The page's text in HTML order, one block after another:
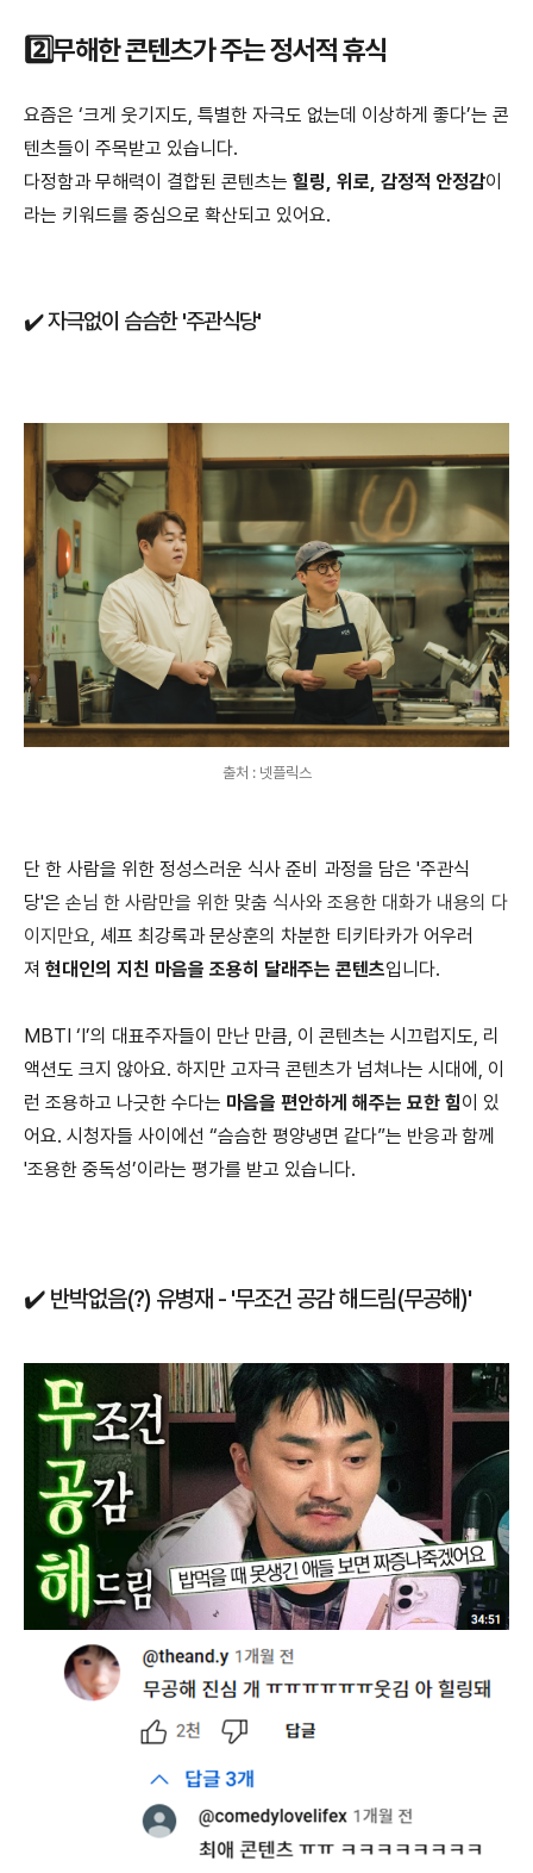
2️⃣무해한 콘텐츠가 주는 정서적 휴식
요즘은 ‘크게 웃기지도, 특별한 자극도 없는데 이상하게 좋다’는 콘
텐츠들이 주목받고 있습니다.
다정함과 무해력이 결합된 콘텐츠는 힐링, 위로, 감정적 안정감이
라는 키워드를 중심으로 확산되고 있어요.
✔️ 자극없이 슴슴한 '주관식당'
출처 : 넷플릭스
단 한 사람을 위한 정성스러운 식사 준비 과정을 담은 '주관식
당'은 손님 한 사람만을 위한 맞춤 식사와 조용한 대화가 내용의 다
이지만요, 셰프 최강록과 문상훈의 차분한 티키타카가 어우러
져 현대인의 지친 마음을 조용히 달래주는 콘텐츠입니다.
MBTI ‘I’의 대표주자들이 만난 만큼, 이 콘텐츠는 시끄럽지도, 리
액션도 크지 않아요. 하지만 고자극 콘텐츠가 넘쳐나는 시대에, 이
런 조용하고 나긋한 수다는 마음을 편안하게 해주는 묘한 힘이 있
어요. 시청자들 사이에선 “슴슴한 평양냉면 같다”는 반응과 함께
'조용한 중독성’이라는 평가를 받고 있습니다.
✔️ 반박없음(?) 유병재 - '무조건 공감 해드림(무공해)'